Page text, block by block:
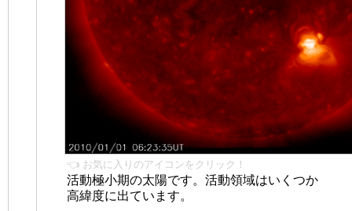
👈 お気に入りのアイコンをクリック！
活動極小期の太陽です。活動領域はいくつか
高緯度に出ています。